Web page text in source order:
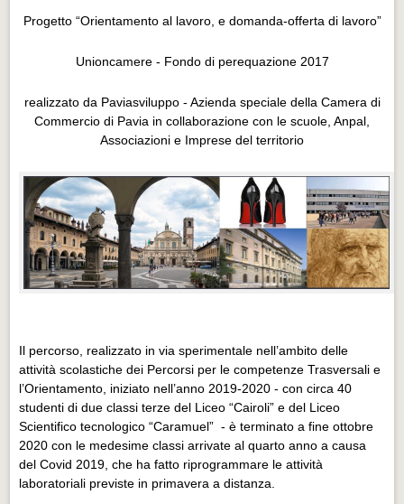
Muoversi a Vigevano
Cultura e turismo 4.0
Cultura e turismo 4.0
PROGETTI
Progetti Aperti
Progetti Aperti
Progetti Realizzati
Progetti Realizzati
EVENTI
Eventi Vigevano
Eventi Vigevano
Eventi Pavia
Eventi Pavia
Progetto “Orientamento al lavoro, e domanda-offerta di lavoro”
Unioncamere - Fondo di perequazione 2017
realizzato da Paviasviluppo - Azienda speciale della Camera di
Commercio di Pavia in collaborazione con le scuole, Anpal,
Associazioni e Imprese del territorio
Il percorso, realizzato in via sperimentale nell’ambito delle
attività scolastiche dei Percorsi per le competenze Trasversali e
l’Orientamento, iniziato nell’anno 2019-2020 - con circa 40
studenti di due classi terze del Liceo “Cairoli” e del Liceo
Scientifico tecnologico “Caramuel” - è terminato a fine ottobre
2020 con le medesime classi arrivate al quarto anno a causa
del Covid 2019, che ha fatto riprogrammare le attività
laboratoriali previste in primavera a distanza.